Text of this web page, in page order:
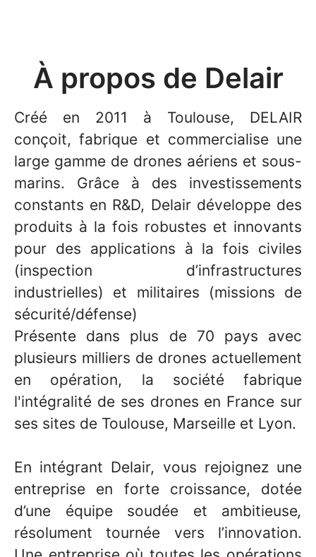
À propos de Delair
Créé en 2011 à Toulouse, DELAIR
conçoit, fabrique et commercialise une
large gamme de drones aériens et sous-
marins. Grâce à des investissements
constants en R&D, Delair développe des
produits à la fois robustes et innovants
pour des applications à la fois civiles
(inspection d’infrastructures
industrielles) et militaires (missions de
sécurité/défense)
Présente dans plus de 70 pays avec
plusieurs milliers de drones actuellement
en opération, la société fabrique
l'intégralité de ses drones en France sur
ses sites de Toulouse, Marseille et Lyon.
En intégrant Delair, vous rejoignez une
entreprise en forte croissance, dotée
d’une équipe soudée et ambitieuse,
résolument tournée vers l’innovation.